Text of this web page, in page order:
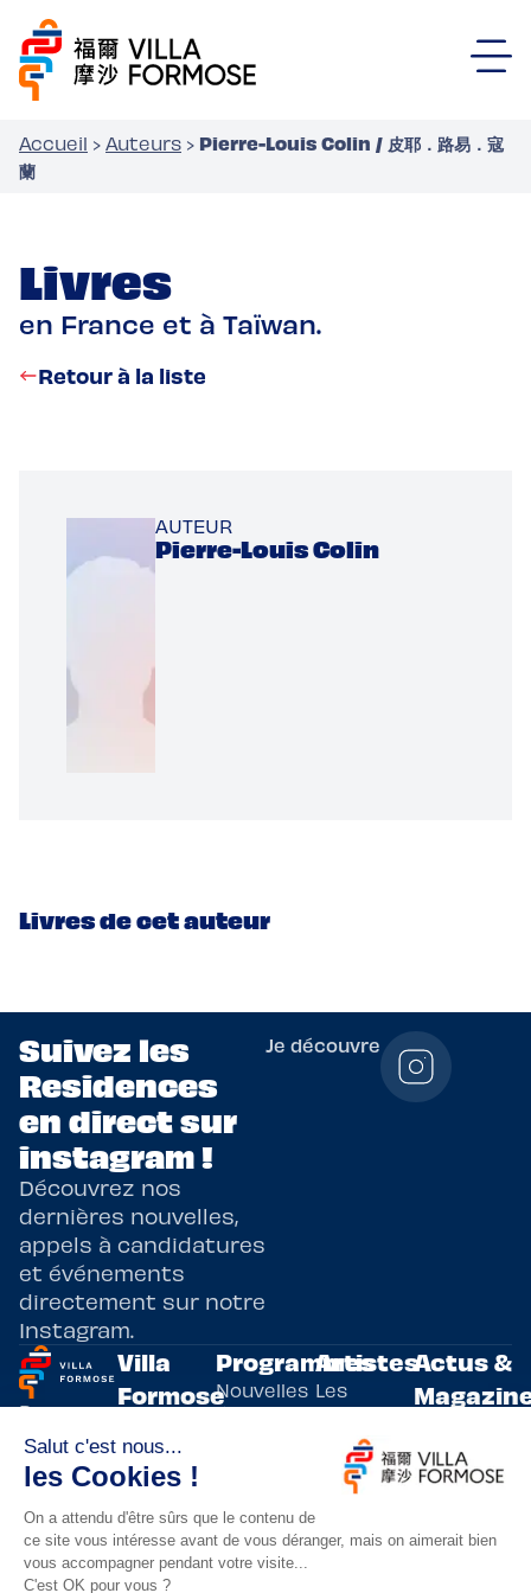
Accueil › Auteurs › Pierre-Louis Colin / 皮耶．路易．寇
蘭
Livres
en France et à Taïwan.
Retour à la liste
AUTEUR
Pierre-Louis Colin
Livres de cet auteur
Suivez les
Residences
en direct sur
instagram !
Découvrez nos
dernières nouvelles,
appels à candidatures
et événements
directement sur notre
Instagram.
Je découvre
Programmes
de
résidences
artistiques
bilatérales,
entre la
France et
Taïwan.
Villa
Formose
Adoptez
un artiste
Lieux de
résidence
Programmes
Nouvelles
écritures
Arts
vivants
innovants
Artistes
Les
artistes
résidents
Evènements
Actus &